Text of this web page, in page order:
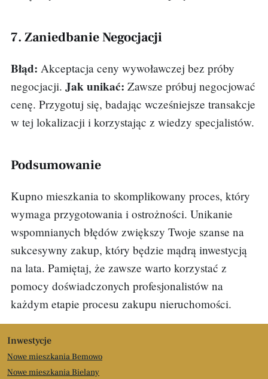
7. Zaniedbanie Negocjacji
Błąd: Akceptacja ceny wywoławczej bez próby
negocjacji. Jak unikać: Zawsze próbuj negocjować
cenę. Przygotuj się, badając wcześniejsze transakcje
w tej lokalizacji i korzystając z wiedzy specjalistów.
Podsumowanie
Kupno mieszkania to skomplikowany proces, który
wymaga przygotowania i ostrożności. Unikanie
wspomnianych błędów zwiększy Twoje szanse na
sukcesywny zakup, który będzie mądrą inwestycją
na lata. Pamiętaj, że zawsze warto korzystać z
pomocy doświadczonych profesjonalistów na
każdym etapie procesu zakupu nieruchomości.
Inwestycje
Nowe mieszkania Bemowo
Nowe mieszkania Bielany